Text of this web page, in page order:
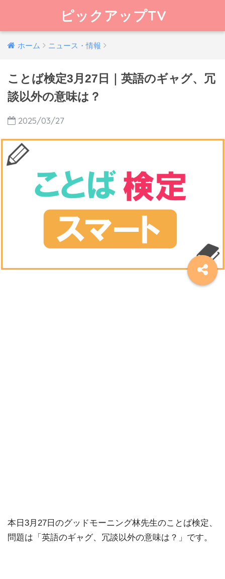
ピックアップTV
ホーム ニュース・情報
ことば検定3月27日｜英語のギャグ、冗
談以外の意味は？
2025/03/27
本日3月27日のグッドモーニング林先生のことば検定、
問題は「英語のギャグ、冗談以外の意味は？」です。